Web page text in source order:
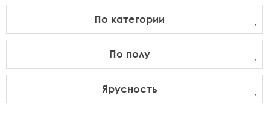
По категории
По полу
Ярусность